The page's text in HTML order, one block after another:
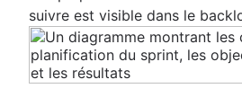
suivre est visible dans le